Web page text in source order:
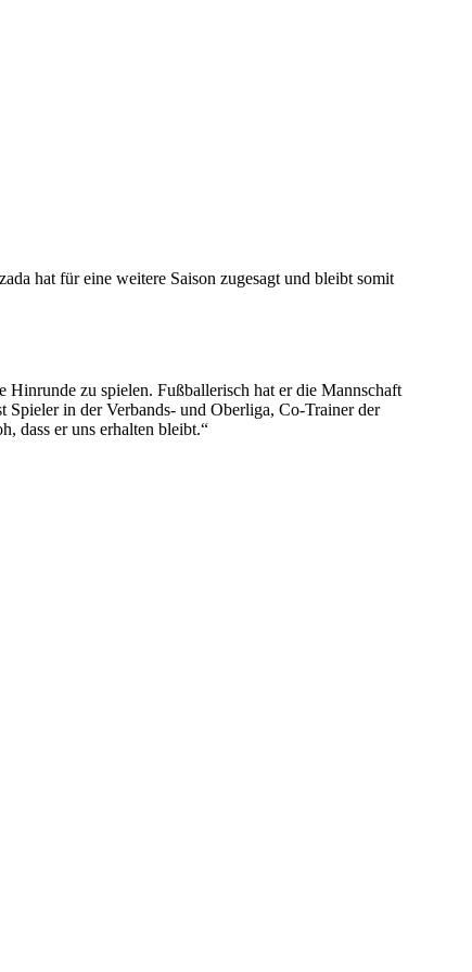
hat für eine weitere Saison zugesagt und bleibt somit
Hinrunde zu spielen. Fußballerisch hat er die Mannschaft
in der Verbands- und Oberliga, Co-Trainer der
dass er uns erhalten bleibt.“